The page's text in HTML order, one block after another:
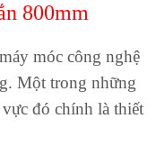
800mm
móc công nghệ
Một trong những
đó chính là thiết